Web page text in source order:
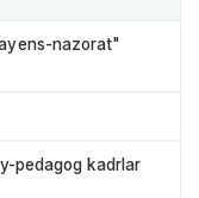
nazorat"
pedagog kadrlar